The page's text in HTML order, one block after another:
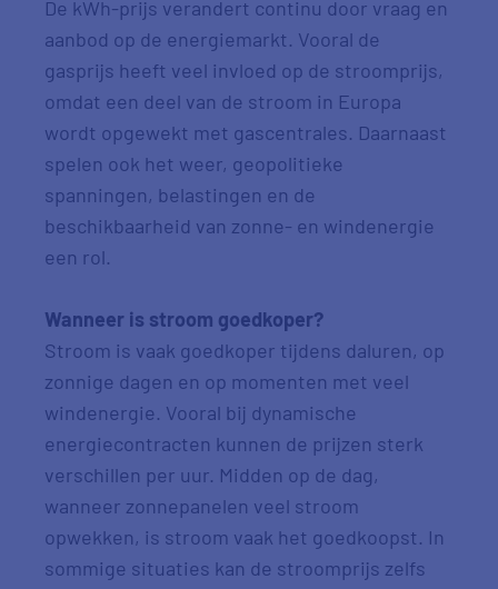
De kWh-prijs verandert continu door vraag en
aanbod op de energiemarkt. Vooral de
gasprijs heeft veel invloed op de stroomprijs,
omdat een deel van de stroom in Europa
wordt opgewekt met gascentrales. Daarnaast
spelen ook het weer, geopolitieke
spanningen, belastingen en de
beschikbaarheid van zonne- en windenergie
een rol.
Wanneer is stroom goedkoper?
Stroom is vaak goedkoper tijdens daluren, op
zonnige dagen en op momenten met veel
windenergie. Vooral bij dynamische
energiecontracten kunnen de prijzen sterk
verschillen per uur. Midden op de dag,
wanneer zonnepanelen veel stroom
opwekken, is stroom vaak het goedkoopst. In
sommige situaties kan de stroomprijs zelfs